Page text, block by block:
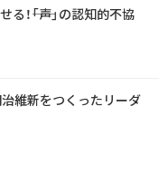
！――「声」の認知的不協
治維新をつくったリーダ